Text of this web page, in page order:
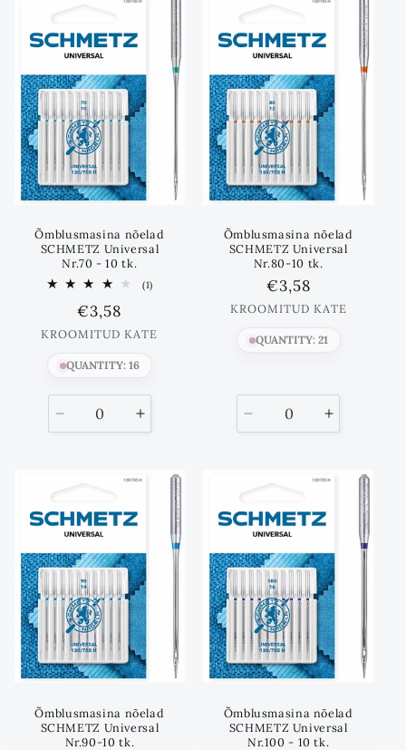
Õmblusmasina nõelad
SCHMETZ Universal
Nr.70 - 10 tk.
(1)
Standards
hind
€3,58
KROOMITUD KATE
QUANTITY: 16
Vähenda
Suurenda
Õmblusmasina nõelad
SCHMETZ Universal
Nr.80-10 tk.
Standards
hind
€3,58
KROOMITUD KATE
QUANTITY: 21
Vähenda
Suurenda
Õmblusmasina nõelad
SCHMETZ Universal
Nr.90-10 tk.
Õmblusmasina nõelad
SCHMETZ Universal
Nr.100 - 10 tk.